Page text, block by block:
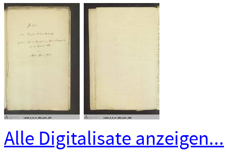
Alle Digitalisate anzeigen...